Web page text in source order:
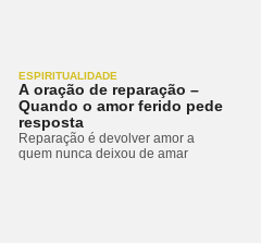
ESPIRITUALIDADE
A oração de reparação –
Quando o amor ferido pede
resposta
Reparação é devolver amor a
quem nunca deixou de amar